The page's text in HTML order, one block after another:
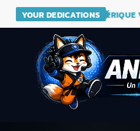
YOUR DEDICATIONS
DRAGON BALL (GÉNÉRIQUE